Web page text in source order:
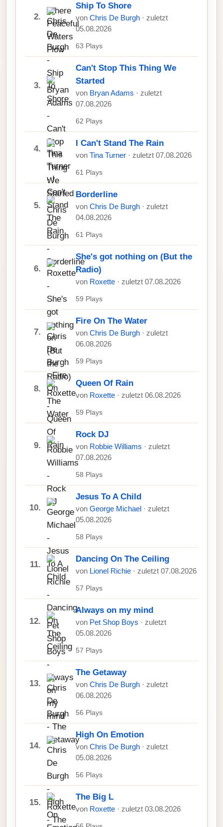
2.
Ship To Shore
von Chris De Burgh · zuletzt
05.08.2026
63 Plays
3.
Can't Stop This Thing We
Started
von Bryan Adams · zuletzt
07.08.2026
62 Plays
4.
I Can't Stand The Rain
von Tina Turner · zuletzt 07.08.2026
61 Plays
5.
Borderline
von Chris De Burgh · zuletzt
04.08.2026
61 Plays
6.
She's got nothing on (But the
Radio)
von Roxette · zuletzt 07.08.2026
59 Plays
7.
Fire On The Water
von Chris De Burgh · zuletzt
06.08.2026
59 Plays
8.
Queen Of Rain
von Roxette · zuletzt 06.08.2026
59 Plays
9.
Rock DJ
von Robbie Williams · zuletzt
07.08.2026
58 Plays
10.
Jesus To A Child
von George Michael · zuletzt
05.08.2026
58 Plays
11.
Dancing On The Ceiling
von Lionel Richie · zuletzt 07.08.2026
57 Plays
12.
Always on my mind
von Pet Shop Boys · zuletzt
05.08.2026
57 Plays
13.
The Getaway
von Chris De Burgh · zuletzt
06.08.2026
56 Plays
14.
High On Emotion
von Chris De Burgh · zuletzt
05.08.2026
56 Plays
15.
The Big L
von Roxette · zuletzt 03.08.2026